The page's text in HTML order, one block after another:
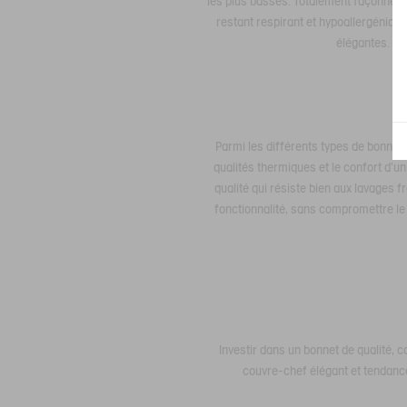
restant respirant et
élégantes.
Parmi les différents types de
qualités thermiques et le confort
qualité qui résiste bien aux lavages
fonctionnalité, sans compromettre
Investir dans un bonnet de qualité,
couvre-chef élégant et